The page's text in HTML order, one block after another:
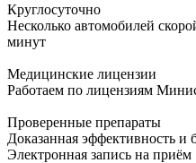
Круглосуточно
Несколько автомобилей
минут
Медицинские лицензии
Работаем по лицензиям
Проверенные препараты
Доказанная эффективность и
Электронная запись на приём